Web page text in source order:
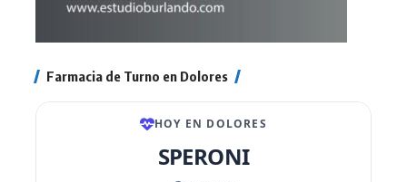
Farmacia de Turno en Dolores